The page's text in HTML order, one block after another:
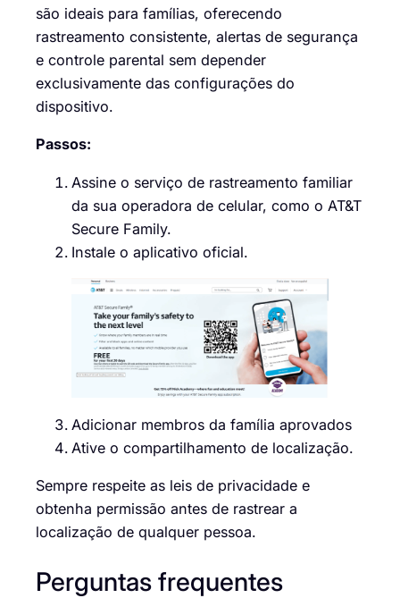
são ideais para famílias, oferecendo
rastreamento consistente, alertas de segurança
e controle parental sem depender
exclusivamente das configurações do
dispositivo.
Passos:
Assine o serviço de rastreamento familiar
da sua operadora de celular, como o AT&T
Secure Family.
Instale o aplicativo oficial.
Adicionar membros da família aprovados
Ative o compartilhamento de localização.
Sempre respeite as leis de privacidade e
obtenha permissão antes de rastrear a
localização de qualquer pessoa.
Perguntas frequentes